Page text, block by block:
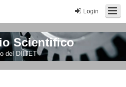
Login
Scientifico
del DIITET